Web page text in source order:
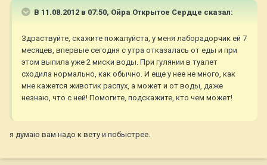
В 11.08.2012 в 07:50, Ойра Открытое Сердце сказал:
Здраствуйте, скажите пожалуйста, у меня лаборадорчик ей 7
месяцев, впервые сегодня с утра отказалась от еды и при
этом выпила уже 2 миски воды. При гулянии в туалет
сходила нормально, как обычно. И еще у нее не много, как
мне кажется животик распух, а может и от воды, даже
незнаю, что с ней! Помогите, подскажите, кто чем может!
я думаю вам надо к вету и побыстрее.